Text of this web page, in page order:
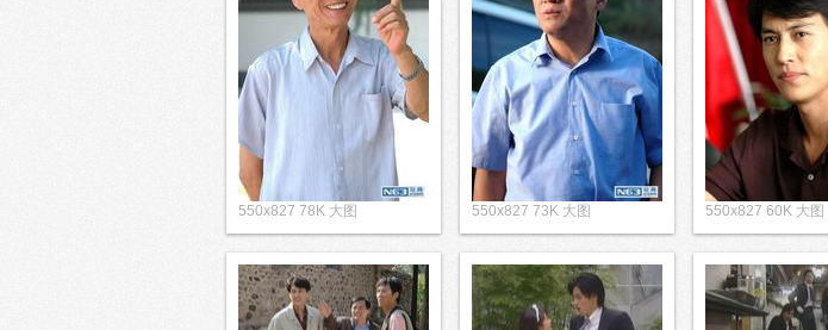
550x827 78K 大图 550x827 73K 大图 550x827 60K 大图